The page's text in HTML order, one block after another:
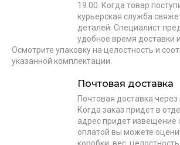
19.00. Когда товар
курьерская служба
деталей. Специалист
удобное время доставки
Осмотрите упаковку на целостность и
указанной комплектации.
Почтовая доставка
Почтовая доставка через
Когда заказ придет в
адрес придет извещение
оплатой вы можете